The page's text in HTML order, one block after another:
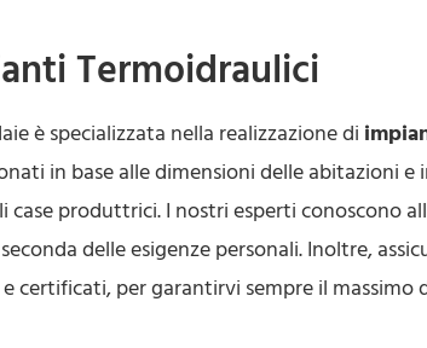
Termoidraulici
è specializzata nella realizzazione di
in base alle dimensioni delle abitazioni
case produttrici. I nostri esperti conoscono
delle esigenze personali. Inoltre,
certificati, per garantirvi sempre il massimo